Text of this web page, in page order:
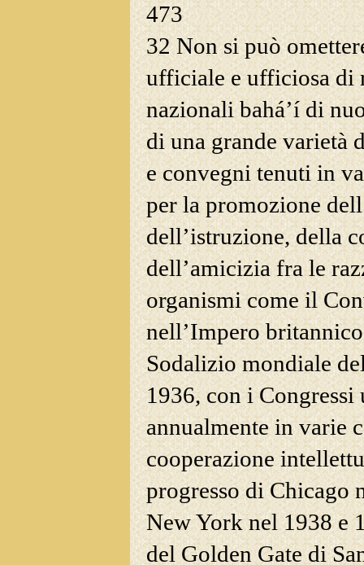
473
32 Non si può
ufficiale e ufficiosa di
nazionali bahá’í di
di una grande varietà
e convegni tenuti in
per la promozione
dell’istruzione, della
dell’amicizia fra le
organismi come il
nell’Impero
Sodalizio mondiale
1936, con i
annualmente in varie
cooperazione
progresso di Chicago
New York nel 1938 e
del GoldenGate di